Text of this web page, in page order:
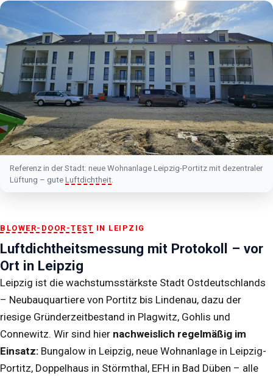
Referenz in der Stadt: neue Wohnanlage Leipzig-Portitz mit dezentraler
Lüftung – gute Luftdichtheit
BLOWER-DOOR-TEST IN LEIPZIG
Luftdichtheitsmessung mit Protokoll – vor
Ort in Leipzig
Leipzig ist die wachstumsstärkste Stadt Ostdeutschlands
– Neubauquartiere von Portitz bis Lindenau, dazu der
riesige Gründerzeitbestand in Plagwitz, Gohlis und
Connewitz. Wir sind hier nachweislich regelmäßig im
Einsatz: Bungalow in Leipzig, neue Wohnanlage in Leipzig-
Portitz, Doppelhaus in Störmthal, EFH in Bad Düben – alle